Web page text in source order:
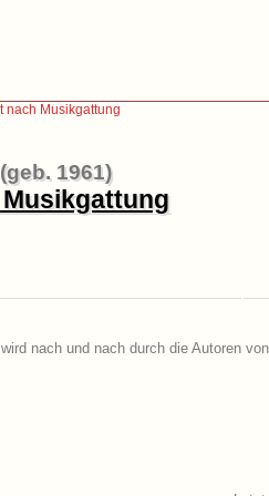
nach Musikgattung
1961)
nach und nach durch die Autoren